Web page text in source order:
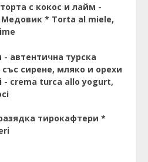
с кокос и лайм -
Медовик * Torta al miele,
автентична турска
със сирене, мляко и орехи
- crema turca allo yogurt,
тирокафтери *